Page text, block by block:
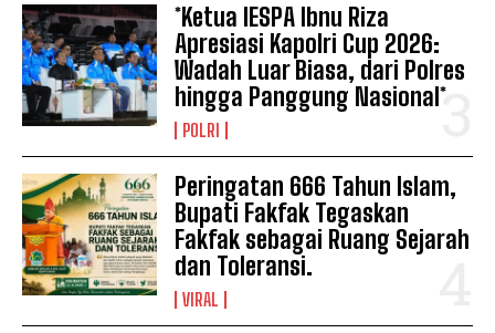
*Ketua IESPA Ibnu Riza
Apresiasi Kapolri Cup 2026:
Wadah Luar Biasa, dari Polres
hingga Panggung Nasional*
POLRI
Peringatan 666 Tahun Islam,
Bupati Fakfak Tegaskan
Fakfak sebagai Ruang Sejarah
dan Toleransi.
VIRAL